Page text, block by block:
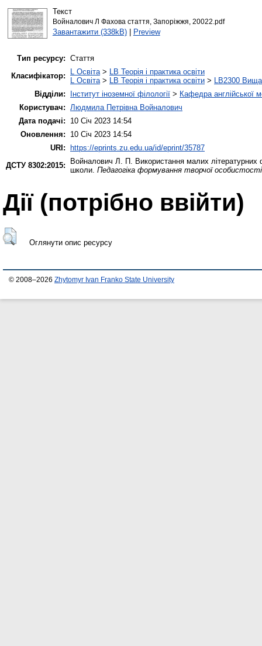
Текст
Войналович Л Фахова стаття, Запоріжжя, 20022.pdf
Завантажити (338kB)| Preview
Тип ресурсу: Стаття
Класифікатор:
L Освіта> LB Теорія і практика освіти
L Освіта> LB Теорія і практика освіти > LB2300 Вища
Відділи:
Інститут іноземної філології > Кафедра англійської
Користувач: Людмила Петрівна Войналович
Дата подачі:
10 Січ 2023 14:54
Оновлення:
10 Січ 2023 14:54
URI:
https://eprints.zu.edu.ua/id/eprint/35787
ДСТУ 8302:2015:
Войналович Л. П. Використання малих літературних
школи. Педагогіка формування творчої
Дії ​​(потрібно ввійти)
Оглянути опис ресурсу
© 2008–2026 Zhytomyr Ivan Franko State University